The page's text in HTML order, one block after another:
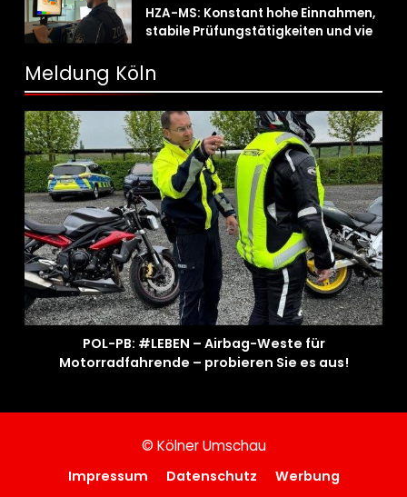
HZA-MS: Konstant hohe Einnahmen,
stabile Prüfungstätigkeiten und viel
Hauptzollamt Münster zieht für 2025
Bilanz
Meldung Köln
POL-PB: #LEBEN – Airbag-Weste für
Motorradfahrende – probieren Sie es aus!
© Kölner Umschau
Impressum Datenschutz Werbung